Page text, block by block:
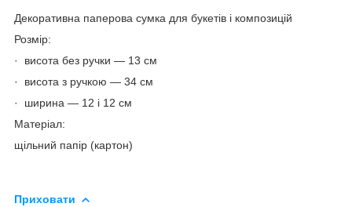
Декоративна паперова сумка для букетів і композицій
Розмір:
· висота без ручки — 13 см
· висота з ручкою — 34 см
· ширина — 12 і 12 см
Матеріал:
щільний папір (картон)
Приховати